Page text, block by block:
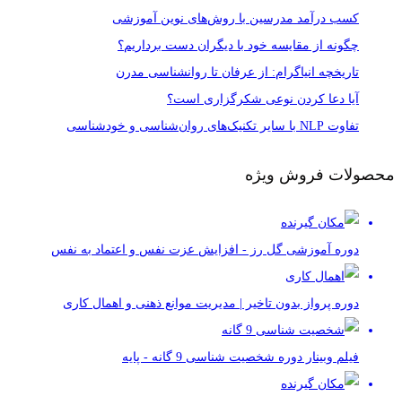
کسب درآمد مدرسین با روش‌های نوین آموزشی
چگونه از مقایسه خود با دیگران دست برداریم؟
تاریخچه انیاگرام: از عرفان تا روانشناسی مدرن
آیا دعا کردن نوعی شکرگزاری است؟
تفاوت NLP با سایر تکنیک‌های روان‌شناسی و خودشناسی
محصولات فروش ویژه
دوره آموزشی گل رز - افزایش عزت نفس و اعتماد به نفس
دوره پرواز بدون تاخیر | مدیریت موانع ذهنی و اهمال کاری
فیلم وبینار دوره شخصیت شناسی 9 گانه - پایه